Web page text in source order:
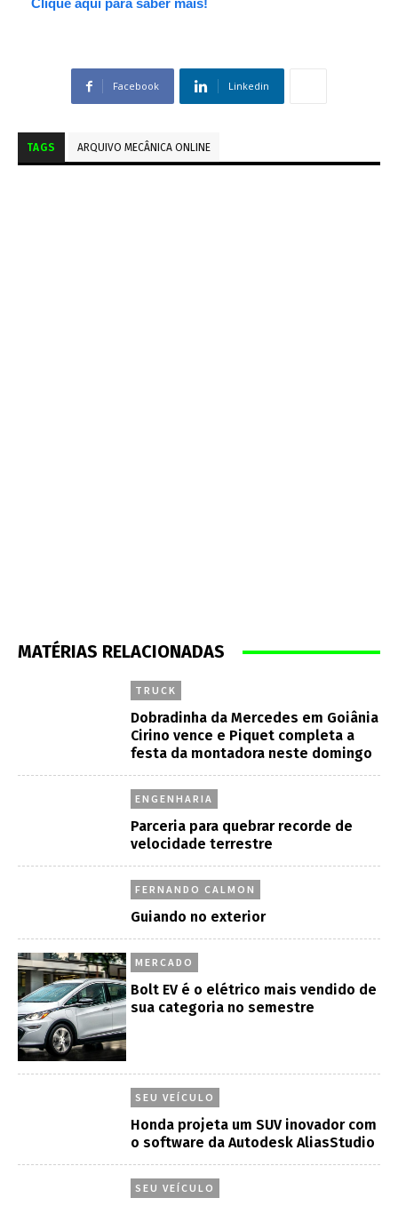
Clique aqui para saber mais!
Facebook Linkedin
TAGS ARQUIVO MECÂNICA ONLINE
MATÉRIAS RELACIONADAS
TRUCK
Dobradinha da Mercedes em Goiânia
Cirino vence e Piquet completa a
festa da montadora neste domingo
ENGENHARIA
Parceria para quebrar recorde de
velocidade terrestre
FERNANDO CALMON
Guiando no exterior
MERCADO
Bolt EV é o elétrico mais vendido de
sua categoria no semestre
SEU VEÍCULO
Honda projeta um SUV inovador com
o software da Autodesk AliasStudio
SEU VEÍCULO